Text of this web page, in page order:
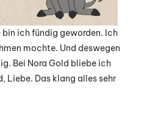
bin ich fündig geworden. Ich
mochte. Und deswegen
Bei Nora Gold bliebe ich
Liebe. Das klang alles sehr